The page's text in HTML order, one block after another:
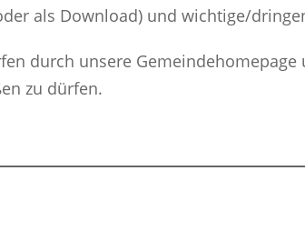
als Download) und wichtige/
durch unsere
zu dürfen.